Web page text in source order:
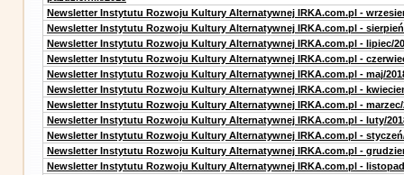
Newsletter Instytutu Rozwoju Kultury Alternatywnej IRKA.com.pl -
Newsletter Instytutu Rozwoju Kultury Alternatywnej IRKA.com.pl -
Newsletter Instytutu Rozwoju Kultury Alternatywnej IRKA.com.pl - lipiec/
Newsletter Instytutu Rozwoju Kultury Alternatywnej IRKA.com.pl -
Newsletter Instytutu Rozwoju Kultury Alternatywnej IRKA.com.pl - maj/
Newsletter Instytutu Rozwoju Kultury Alternatywnej IRKA.com.pl -
Newsletter Instytutu Rozwoju Kultury Alternatywnej IRKA.com.pl - marzec/
Newsletter Instytutu Rozwoju Kultury Alternatywnej IRKA.com.pl - luty/
Newsletter Instytutu Rozwoju Kultury Alternatywnej IRKA.com.pl -
Newsletter Instytutu Rozwoju Kultury Alternatywnej IRKA.com.pl -
Newsletter Instytutu Rozwoju Kultury Alternatywnej IRKA.com.pl -